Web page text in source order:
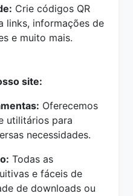
Crie códigos QR
links, informações de
e muito mais.
site:
Oferecemos
utilitários para
necessidades.
Todas as
e fáceis de
de downloads ou